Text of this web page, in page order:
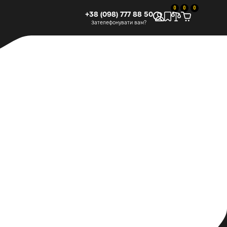
+38 (098) 777 88 50
Зателефонувати вам?
0 0 0